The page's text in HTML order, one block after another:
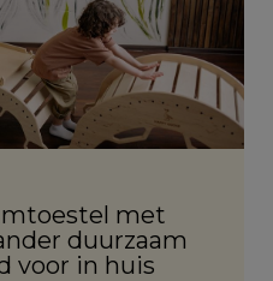
met
duurzaam
voor in huis